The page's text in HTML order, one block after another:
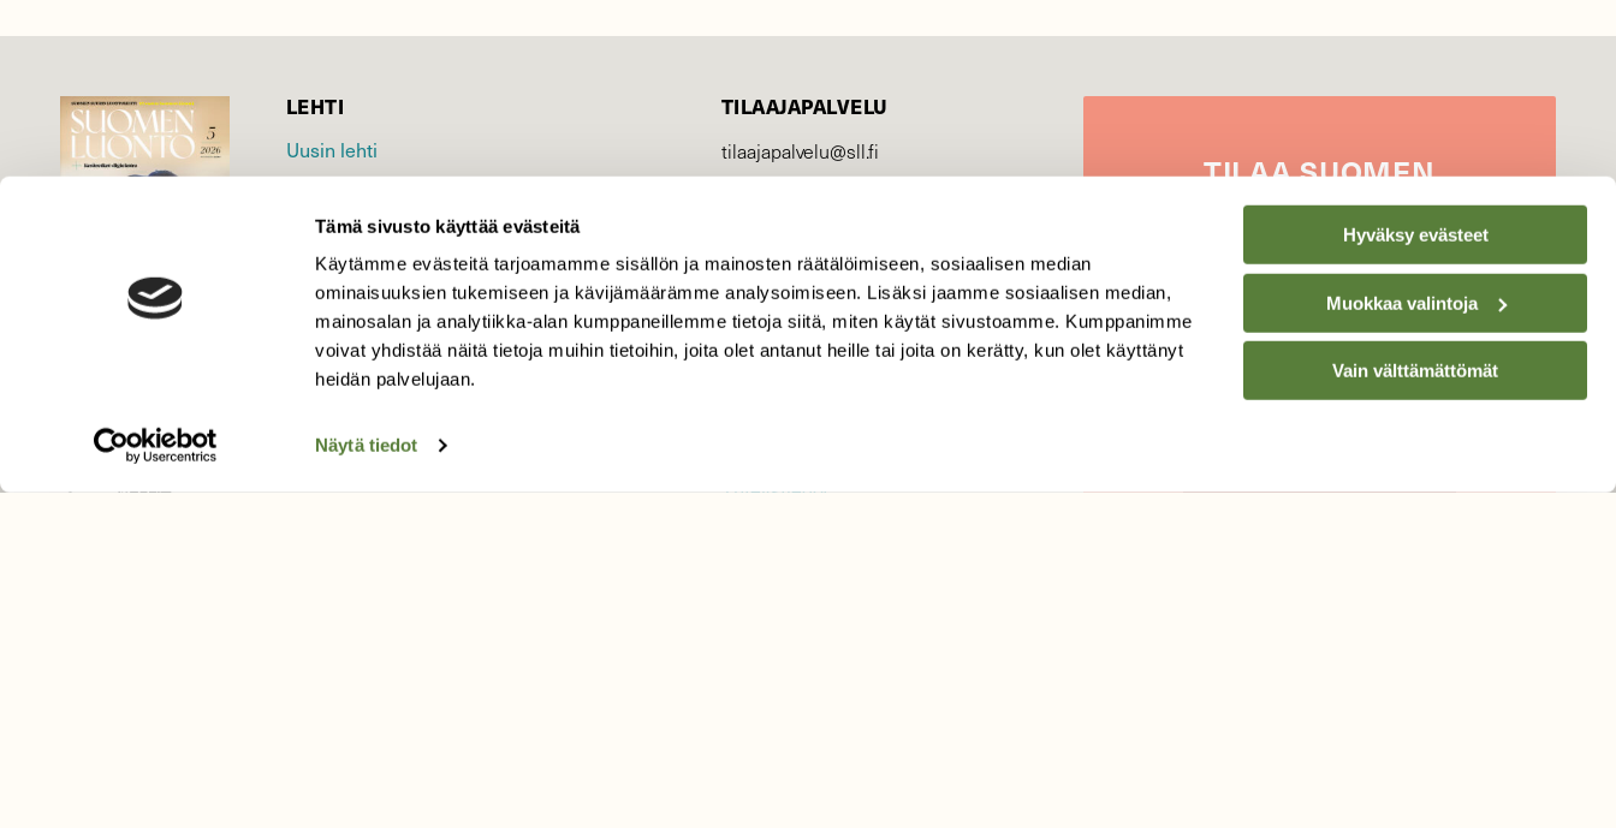
Tämä sivusto käyttää evästeitä
Käytämme evästeitä tarjoamamme sisällön ja mainosten räätälöimiseen, sosiaalisen median
ominaisuuksien tukemiseen ja kävijämäärämme analysoimiseen. Lisäksi jaamme sosiaalisen median,
mainosalan ja analytiikka-alan kumppaneillemme tietoja siitä, miten käytät sivustoamme. Kumppanimme
voivat yhdistää näitä tietoja muihin tietoihin, joita olet antanut heille tai joita on kerätty, kun olet käyttänyt
heidän palvelujaan.
Näytä tiedot
Hyväksy evästeet
Muokkaa valintoja
Vain välttämättömät
LEHTI
Uusin lehti
Tilaa Suomen Luonto
Tilaa digilukuoikeus
Äänestä parasta juttua
Tilaa uutiskirje
SUOMEN LUONNON­SUOJELU­
Suomen Luonto -lehden kustantaja on
TILAAJAPALVELU
tilaajapalvelu@sll.fi
Suomen
Luonto/tilaajapalvelu
Sörnäistenkatu 1
00580 Helsinki
Yhteystiedot
TILAASUOMEN
LUONNONUUTIS­KIRJE
Hyväksyn tietojeni käytön
uutiskirjeen lähettämiseen